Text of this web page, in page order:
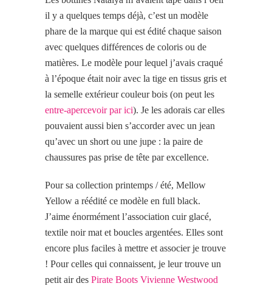
il y a quelques temps déjà, c’est un modèle
phare de la marque qui est édité chaque saison
avec quelques différences de coloris ou de
matières. Le modèle pour lequel j’avais craqué
à l’époque était noir avec la tige en tissus gris et
la semelle extérieur couleur bois (on peut les
entre-apercevoir par ici). Je les adorais car elles
pouvaient aussi bien s’accorder avec un jean
qu’avec un short ou une jupe : la paire de
chaussures pas prise de tête par excellence.
Pour sa collection printemps / été, Mellow
Yellow a réédité ce modèle en full black.
J’aime énormément l’association cuir glacé,
textile noir mat et boucles argentées. Elles sont
encore plus faciles à mettre et associer je trouve
! Pour celles qui connaissent, je leur trouve un
petit air des Pirate Boots Vivienne Westwood